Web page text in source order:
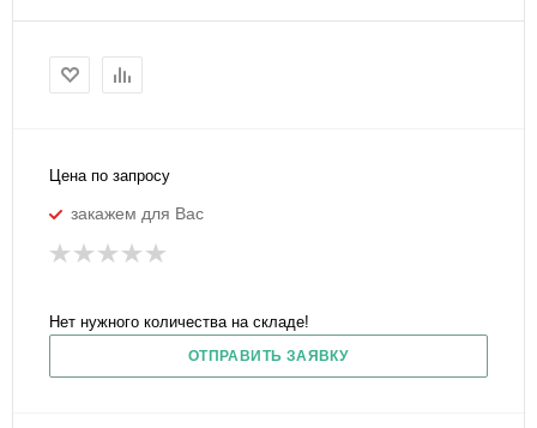
Цена по запросу
закажем для Вас
Нет нужного количества на складе!
ОТПРАВИТЬ ЗАЯВКУ